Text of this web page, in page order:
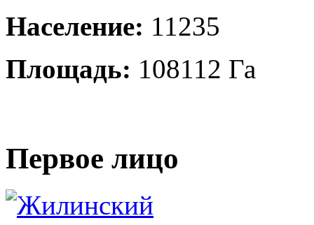
Население: 11235
Площадь: 108112 Га
Первое лицо